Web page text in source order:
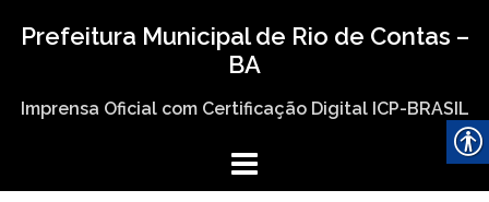
Prefeitura Municipal de Rio de Contas –
BA
Imprensa Oficial com Certificação Digital ICP-BRASIL